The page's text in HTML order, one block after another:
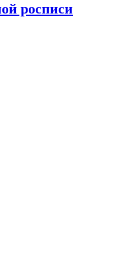
росписи